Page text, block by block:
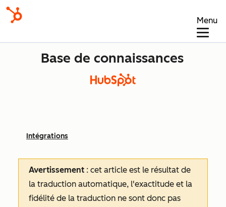
Menu
Base de connaissances
Intégrations
Avertissement : cet article est le résultat de
la traduction automatique, l'exactitude et la
fidélité de la traduction ne sont donc pas